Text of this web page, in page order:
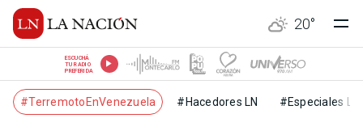
20°
ESCUCHÁ
TU RADIO
PREFERIDA
#TerremotoEnVenezuela #Hacedores LN #Especiales LN